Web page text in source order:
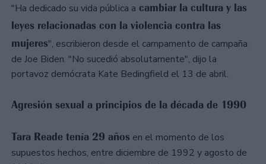
"Ha dedicado su vida pública a cambiar la cultura y las
leyes relacionadas con la violencia contra las
mujeres", escribieron desde el campamento de campaña
de Joe Biden. "No sucedió absolutamente", dijo la
portavoz demócrata Kate Bedingfield el 13 de abril.
Agresión sexual a principios de la década de 1990
Tara Reade tenía 29 años en el momento de los
supuestos hechos, entre diciembre de 1992 y agosto de